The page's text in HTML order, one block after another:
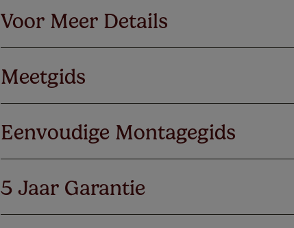
Voor Meer Details
Meetgids
Eenvoudige Montagegids
5 Jaar Garantie